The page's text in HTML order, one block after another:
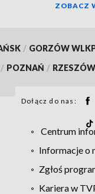
ZOBACZ
/ GORZÓW
/ POZNAŃ / RZESZÓW
Dołącz do nas:
Centrum
Informacje o
Zgłoś
Kariera w